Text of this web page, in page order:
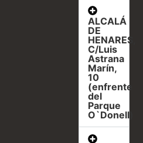
ALCALÁ
DE
HENARES,
C/Luis
Astrana
Marín,
10
(enfrente
del
Parque
O`Donell)